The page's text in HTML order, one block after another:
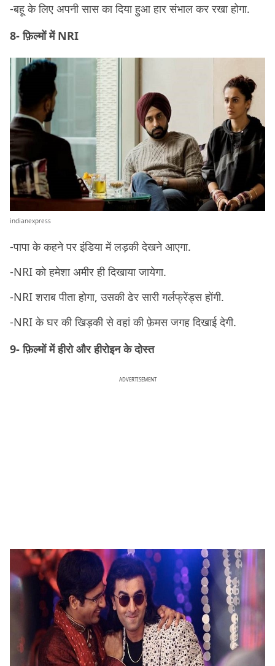
-बहू के लिए अपनी सास का दिया हुआ हार संभाल कर रखा होगा.
8- फ़िल्मों में NRI
indianexpress
-पापा के कहने पर इंडिया में लड़की देखने आएगा.
-NRI को हमेशा अमीर ही दिखाया जायेगा.
-NRI शराब पीता होगा, उसकी ढेर सारी गर्लफ्रेंड्स होंगी.
-NRI के घर की खिड़की से वहां की फ़ेमस जगह दिखाई देगी.
9- फ़िल्मों में हीरो और हीरोइन के दोस्त
ADVERTISEMENT